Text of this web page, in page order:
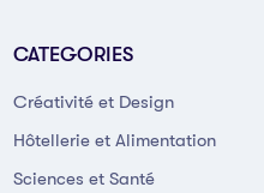
CATEGORIES
Créativité et Design
Hôtellerie et Alimentation
Sciences et Santé